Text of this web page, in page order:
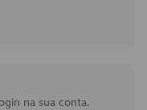
na sua conta.